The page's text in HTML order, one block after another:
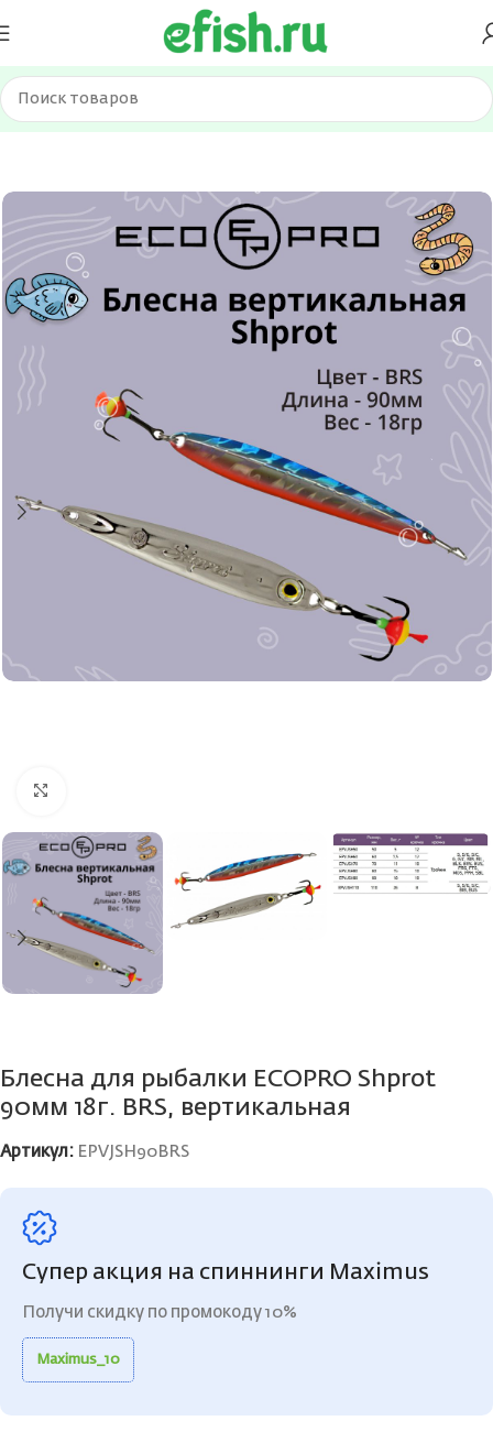
Главная Приманки Блесна
Блесна для рыбалки ECOPRO Shprot
90мм 18г. BRS, вертикальная
Артикул: EPVJSH90BRS
Супер акция на спиннинги Maximus
Получи скидку по промокоду 10%
Maximus_10